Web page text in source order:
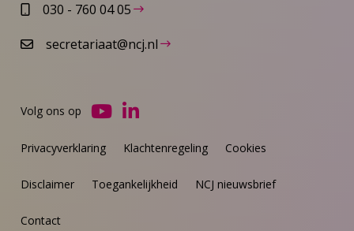
030 - 760 04 05
secretariaat@ncj.nl
Privacyverklaring Klachtenregeling Cookies
Disclaimer Toegankelijkheid NCJ nieuwsbrief
Contact
Volg ons op
Ga
YouTube
Ga
LinkedIn